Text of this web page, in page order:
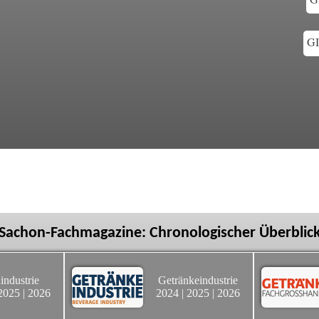
Fachmagazine: Chronologischer
| 2026
Getränkeindustrie
2024 | 2025 | 2026